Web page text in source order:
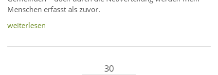
Menschen erfasst als zuvor.
weiterlesen
30